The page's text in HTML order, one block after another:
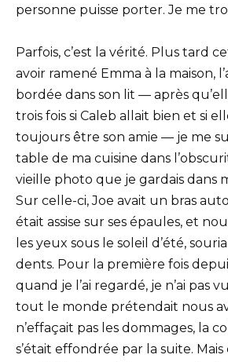
personne puisse porter. Je me
Parfois, c’est la vérité. Plus tard
avoir ramené Emma à la maison,
bordée dans son lit — après
trois fois si Caleb allait bien et si
toujours être son amie — je me
table de ma cuisine dans
vieille photo que je gardais dans
Sur celle-ci, Joe avait un bras
était assise sur ses épaules, et
les yeux sous le soleil d’été,
dents. Pour la première fois
quand je l’ai regardé, je n’ai pas
tout le monde prétendait nous
n’effaçait pas les dommages, la
s’était effondrée par la suite.